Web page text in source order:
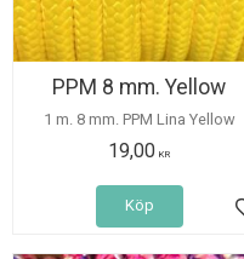
PPM 8 mm. Yellow
1 m. 8 mm. PPM Lina Yellow
19,00 KR
Köp